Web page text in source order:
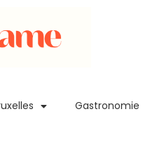
Gastronomie